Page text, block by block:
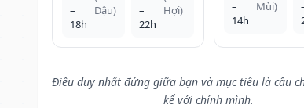
–
18h
Dậu)
–
22h
Hợi)
–
14h
Mùi)
Điều duy nhất đứng giữa bạn và mục tiêu là câu
kể với chính mình.